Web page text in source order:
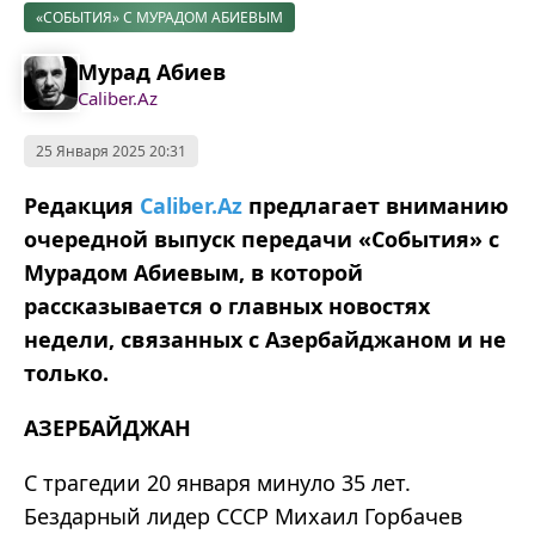
«СОБЫТИЯ» С МУРАДОМ АБИЕВЫМ
Мурад Абиев
Caliber.Az
25 Января 2025 20:31
Редакция Caliber.Аz предлагает вниманию
очередной выпуск передачи «События» с
Мурадом Абиевым, в которой
рассказывается о главных новостях
недели, связанных с Азербайджаном и не
только.
АЗЕРБАЙДЖАН
С трагедии 20 января минуло 35 лет.
Бездарный лидер СССР Михаил Горбачев